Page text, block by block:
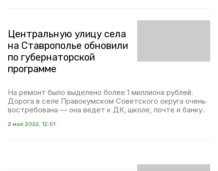
Центральную улицу села
на Ставрополье обновили
по губернаторской
программе
На ремонт было выделено более 1 миллиона рублей.
Дорога в селе Правокумском Советского округа очень
востребована — она ведёт к ДК, школе, почте и банку.
2 мая 2022, 12:51